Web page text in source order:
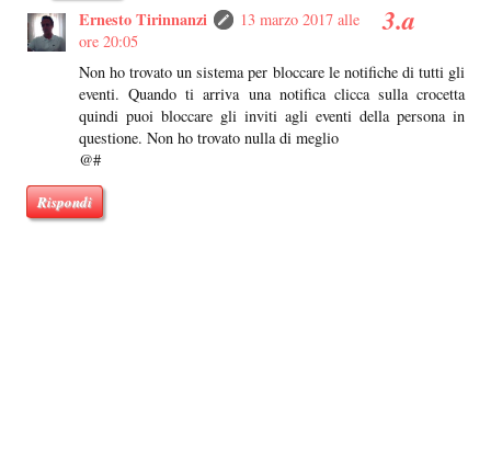
Ernesto Tirinnanzi
13 marzo 2017 alle
ore 20:05
Non ho trovato un sistema per bloccare le notifiche di tutti gli
eventi. Quando ti arriva una notifica clicca sulla crocetta
quindi puoi bloccare gli inviti agli eventi della persona in
questione. Non ho trovato nulla di meglio
@#
Rispondi